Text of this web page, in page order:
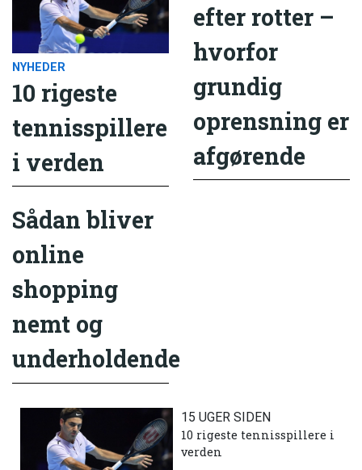
NYHEDER
10 rigeste
tennisspillere
i verden
efter rotter –
hvorfor
grundig
oprensning er
afgørende
Sådan bliver
online
shopping
nemt og
underholdende
15 UGER SIDEN
10 rigeste tennisspillere i
verden